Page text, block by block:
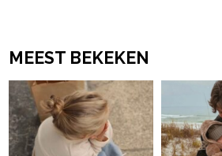
MEEST BEKEKEN